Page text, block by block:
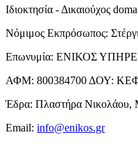
Ιδιοκτησία - Δικαιούχος
Νόμιμος Εκπρόσωπος:
Επωνυμία: ΕΝΙΚΟΣ
ΑΦΜ: 800384700 ΔΟΥ:
Έδρα: Πλαστήρα Νικολάου,
Email: info@enikos.gr